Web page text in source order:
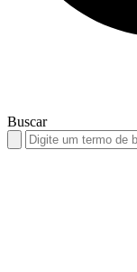
Buscar
Search
for: